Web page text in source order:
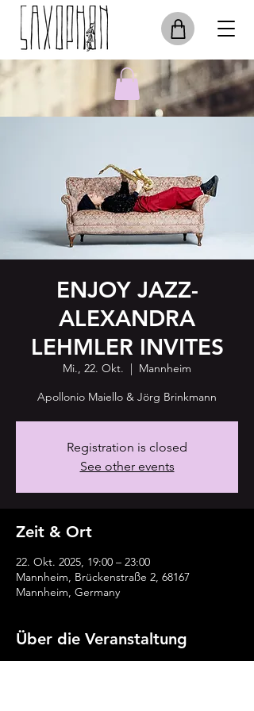
ENJOY JAZZ-
ALEXANDRA
LEHMLER INVITES
Mi., 22. Okt.
  |
Mannheim
Apollonio Maiello & Jörg Brinkmann
Registration is closed
See other events
Zeit & Ort
22. Okt. 2025, 19:00 – 23:00
Mannheim, Brückenstraße 2, 68167
Mannheim, Germany
Über die Veranstaltung